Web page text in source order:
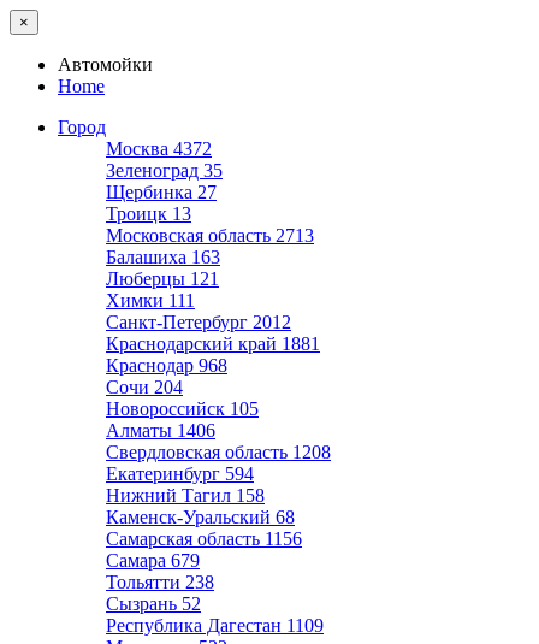
×
Автомойки
Home
Город
Москва 4372
Зеленоград 35
Щербинка 27
Троицк 13
Московская область 2713
Балашиха 163
Люберцы 121
Химки 111
Санкт-Петербург 2012
Краснодарский край 1881
Краснодар 968
Сочи 204
Новороссийск 105
Алматы 1406
Свердловская область 1208
Екатеринбург 594
Нижний Тагил 158
Каменск-Уральский 68
Самарская область 1156
Самара 679
Тольятти 238
Сызрань 52
Республика Дагестан 1109